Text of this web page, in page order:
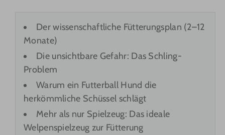
Der wissenschaftliche Fütterungsplan (2–12
Monate)
Die unsichtbare Gefahr: Das Schling-
Problem
Warum ein Futterball Hund die
herkömmliche Schüssel schlägt
Mehr als nur Spielzeug: Das ideale
Welpenspielzeug zur Fütterung